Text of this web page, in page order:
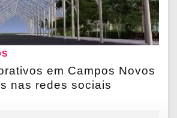
em Campos Novos
nas redes sociais